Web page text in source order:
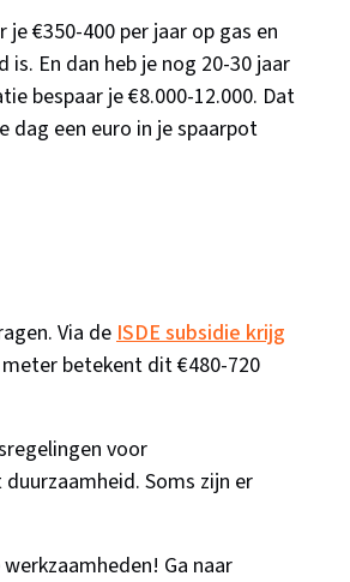
€350-400 per jaar op gas en
En dan heb je nog 20-30 jaar
bespaar je €8.000-12.000. Dat
dag een euro in je spaarpot
Via deISDE subsidie krijg
betekent dit €480-720
voor
Soms zijn er
Ga naar